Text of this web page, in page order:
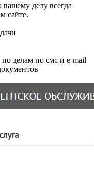
делу всегда
сайте.
делам по смс и e-mail